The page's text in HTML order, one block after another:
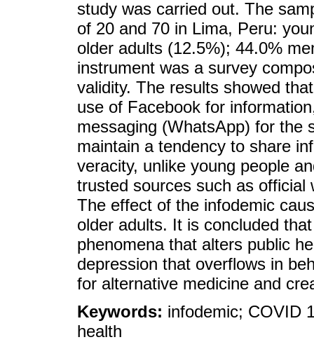
study was carried out. The
of 20 and 70 in Lima, Peru:
older adults (12.5%); 44.0%
instrument was a survey
validity. The results showed
use of Facebook for
messaging (WhatsApp) for the
maintain a tendency to share
veracity, unlike young people
trusted sources such as official
The effect of the infodemic
older adults. It is concluded
phenomena that alters public
depression that overflows in
for alternative medicine and
Keywords: infodemic; COVID
health